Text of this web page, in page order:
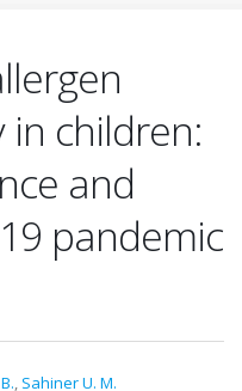
children:
and
pandemic
, Sahiner U. M.